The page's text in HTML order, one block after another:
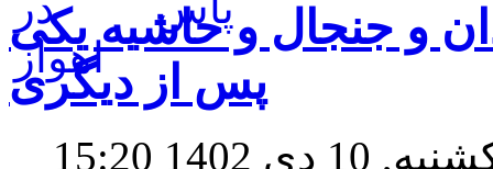
و جنجال و حاشیه یکی
پس از دیگری
1402 15:20